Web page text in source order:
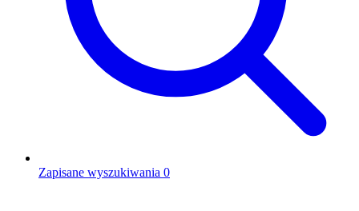
Zapisane wyszukiwania 0